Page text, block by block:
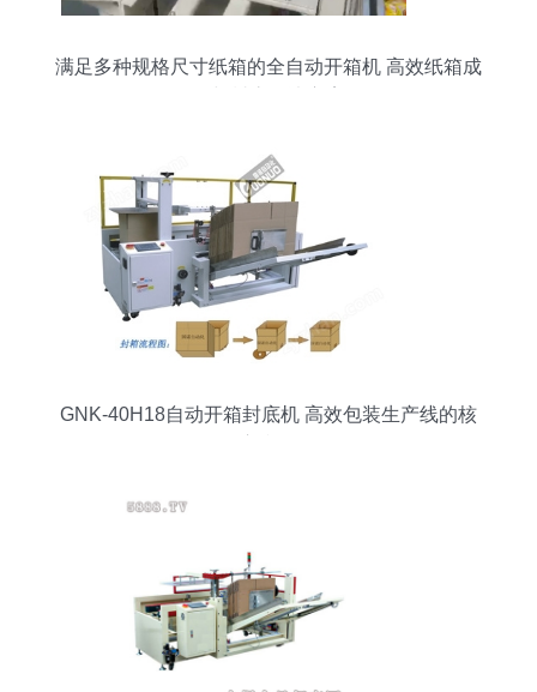
满足多种规格尺寸纸箱的全自动开箱机 高效纸箱成
GNK-40H18自动开箱封底机 高效包装生产线的核